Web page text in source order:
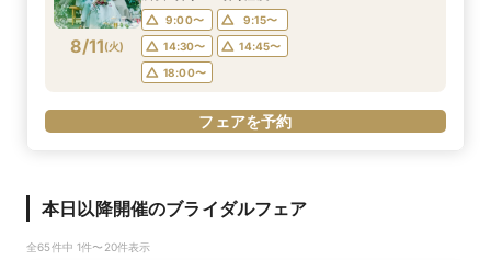
8/11(火)
9:00〜
9:15〜
14:30〜
14:45〜
18:00〜
フェアを予約
本日以降開催のブライダルフェア
全65件中 1件〜20件表示